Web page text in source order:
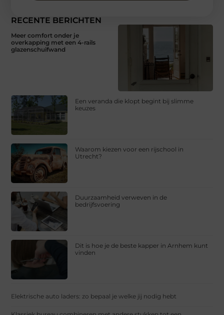
RECENTE BERICHTEN
Meer comfort onder je
overkapping met een 4-rails
glazenschuifwand
Een veranda die klopt begint bij slimme
keuzes
Waarom kiezen voor een rijschool in
Utrecht?
Duurzaamheid verweven in de
bedrijfsvoering
Dit is hoe je de beste kapper in Arnhem kunt
vinden
Elektrische auto laders: zo bepaal je welke jij nodig hebt